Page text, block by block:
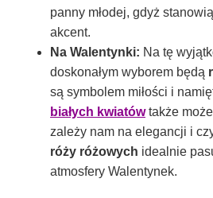
panny młodej, gdyż
akcent.
Na Walentynki: Na tę
doskonałym wyborem będą
są symbolem miłości i
białych kwiatówtakże
zależy nam na elegancji i
róży różowych idealnie
atmosfery Walentynek.